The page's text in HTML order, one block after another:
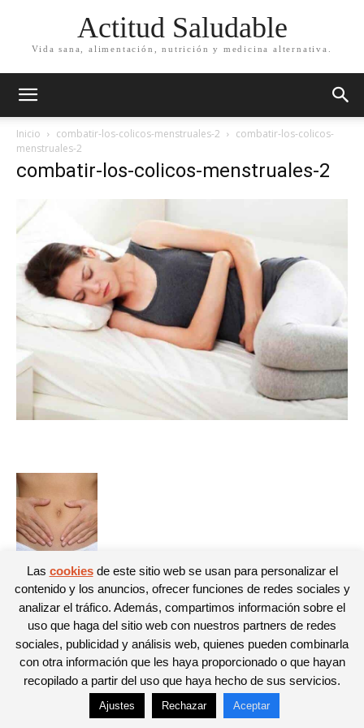
Actitud Saludable
Vida sana, alimentación, nutrición y medicina alternativa.
Inicio combatir-los-colicos-menstruales-2
combatir-los-colicos-
menstruales-2
combatir-los-colicos-menstruales-2
© Newspaper WordPress Theme by TagDiv
Las cookiesde este sitio web se usan para personalizar el
contenido y los anuncios, ofrecer funciones de redes sociales y
analizar el tráfico. Además, compartimos información sobre el
uso que haga del sitio web con nuestros partners de redes
sociales, publicidad y análisis web, quienes pueden combinarla
con otra información que les haya proporcionado o que hayan
recopilado a partir del uso que haya hecho de sus servicios.
Ajustes Rechazar Aceptar